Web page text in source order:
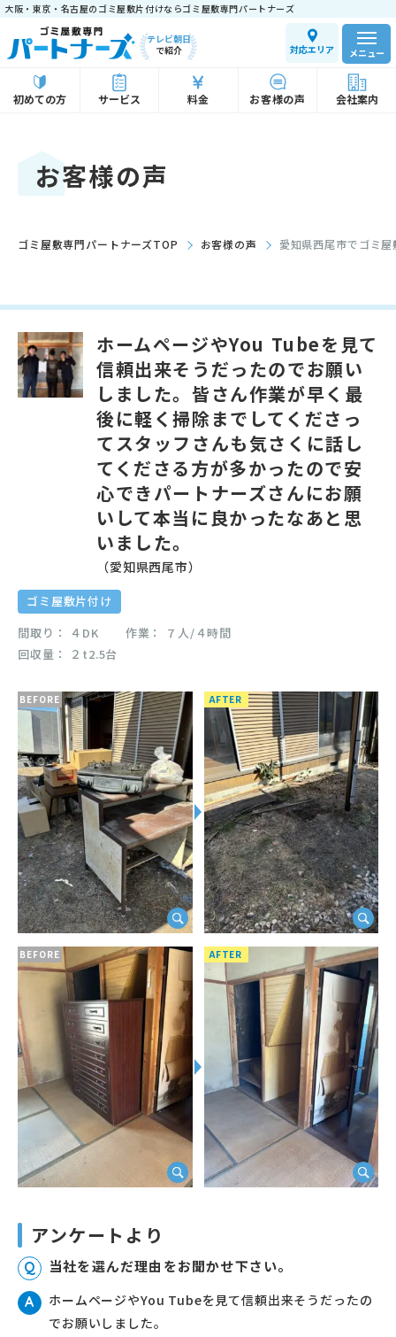
大阪・東京・名古屋のゴミ屋敷片付けならゴミ屋敷専門パートナーズ
テレビ朝日
で紹介
対応エリア
初めての方 サービス 料金 お客様の声 会社案内
メニュー
お客様の声
ゴミ屋敷専門パートナーズTOP お客様の声 愛知県西尾市でゴミ
ホームページやYou Tubeを見て
信頼出来そうだったのでお願い
しました。皆さん作業が早く最
後に軽く掃除までしてくださっ
てスタッフさんも気さくに話し
てくださる方が多かったので安
心できパートナーズさんにお願
いして本当に良かったなあと思
いました。
（愛知県西尾市）
ゴミ屋敷片付け
間取り
４DK 作業
７人/４時間
回収量
２t2.5台
BEFORE AFTER
BEFORE AFTER
アンケートより
Q 当社を選んだ理由をお聞かせ下さい。
A
ホームページやYou Tubeを見て信頼出来そうだったの
でお願いしました。